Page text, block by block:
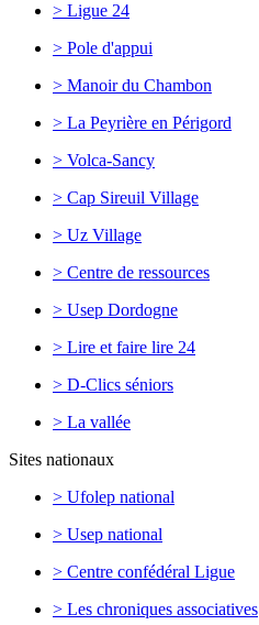
> Ligue 24
> Pole d'appui
> Manoir du Chambon
> La Peyrière en Périgord
> Volca-Sancy
> Cap Sireuil Village
> Uz Village
> Centre de ressources
> Usep Dordogne
> Lire et faire lire 24
> D-Clics séniors
> La vallée
Sites nationaux
> Ufolep national
> Usep national
> Centre confédéral Ligue
> Les chroniques associatives